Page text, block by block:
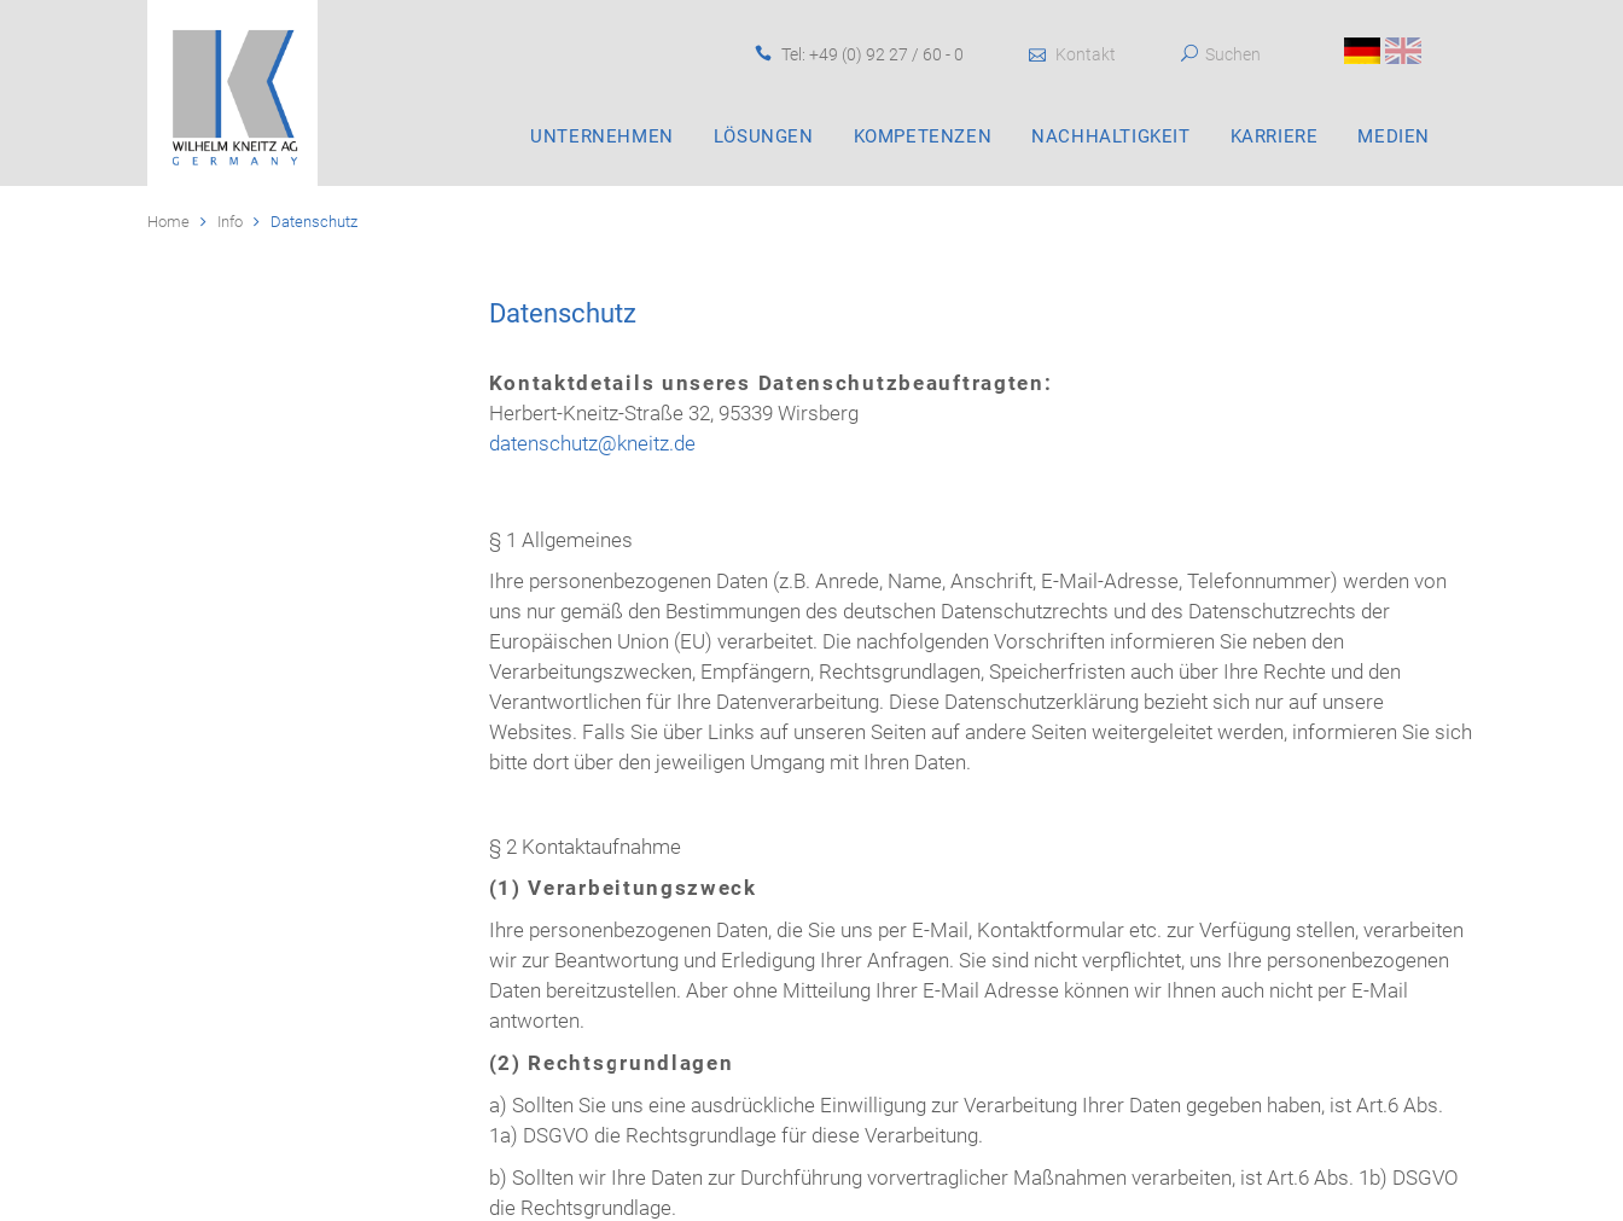
Tel: +49 (0) 92 27 / 60 - 0 Kontakt Suchen
UNTERNEHMEN LÖSUNGEN KOMPETENZEN NACHHALTIGKEIT KARRIERE MEDIEN
Home Info Datenschutz
Datenschutz
Kontaktdetails unseres Datenschutzbeauftragten:
Herbert-Kneitz-Straße 32, 95339 Wirsberg
datenschutz@kneitz.de
§ 1 Allgemeines
Ihre personenbezogenen Daten (z.B. Anrede, Name, Anschrift, E-Mail-Adresse, Telefonnummer) werden von
uns nur gemäß den Bestimmungen des deutschen Datenschutzrechts und des Datenschutzrechts der
Europäischen Union (EU) verarbeitet. Die nachfolgenden Vorschriften informieren Sie neben den
Verarbeitungszwecken, Empfängern, Rechtsgrundlagen, Speicherfristen auch über Ihre Rechte und den
Verantwortlichen für Ihre Datenverarbeitung. Diese Datenschutzerklärung bezieht sich nur auf unsere
Websites. Falls Sie über Links auf unseren Seiten auf andere Seiten weitergeleitet werden, informieren Sie sich
bitte dort über den jeweiligen Umgang mit Ihren Daten.
§ 2 Kontaktaufnahme
(1) Verarbeitungszweck
Ihre personenbezogenen Daten, die Sie uns per E-Mail, Kontaktformular etc. zur Verfügung stellen, verarbeiten
wir zur Beantwortung und Erledigung Ihrer Anfragen. Sie sind nicht verpflichtet, uns Ihre personenbezogenen
Daten bereitzustellen. Aber ohne Mitteilung Ihrer E-Mail Adresse können wir Ihnen auch nicht per E-Mail
antworten.
(2) Rechtsgrundlagen
a) Sollten Sie uns eine ausdrückliche Einwilligung zur Verarbeitung Ihrer Daten gegeben haben, ist Art.6 Abs.
1a) DSGVO die Rechtsgrundlage für diese Verarbeitung.
b) Sollten wir Ihre Daten zur Durchführung vorvertraglicher Maßnahmen verarbeiten, ist Art.6 Abs. 1b) DSGVO
die Rechtsgrundlage.